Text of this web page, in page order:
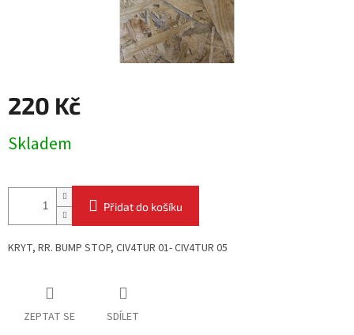
220 Kč
cena:
Skladem
Přidat do košíku
KRYT, RR. BUMP STOP, CIV4TUR 01- CIV4TUR 05
ZEPTAT SE SDÍLET